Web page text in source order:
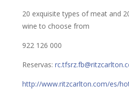
20 exquisite types of meat and
wine to choose from
922 126 000
Reservas:
http://www.ritzcarlton.com/es/